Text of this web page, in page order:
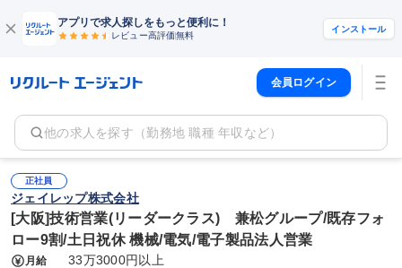
アプリで求人探しをもっと便利に！
レビュー高評価無料
インストール
会員ログイン
他の求人を探す（勤務地 職種 年収など）
正社員
ジェイレップ株式会社
[大阪]技術営業(リーダークラス) 兼松グループ/既存フォ
ロー9割/土日祝休 機械/電気/電子製品法人営業
月給 33万3000円以上